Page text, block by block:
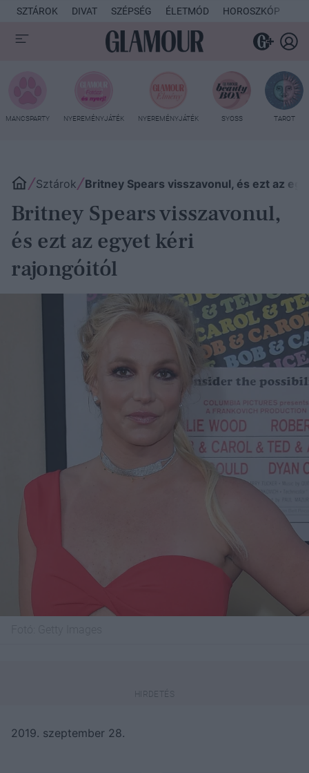
SZTÁROK DIVAT SZÉPSÉG ÉLETMÓD HOROSZKÓP
MANCSPARTY NYEREMÉNYJÁTÉK NYEREMÉNYJÁTÉK SYOSS TAROT
Sztárok Britney Spears visszavonul, és ezt az
Britney Spears visszavonul,
és ezt az egyet kéri
rajongóitól
2019. szeptember 28.